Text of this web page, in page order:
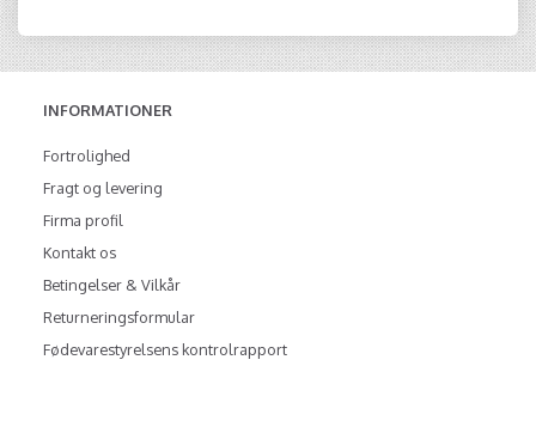
INFORMATIONER
Fortrolighed
Fragt og levering
Firma profil
Kontakt os
Betingelser & Vilkår
Returneringsformular
Fødevarestyrelsens kontrolrapport